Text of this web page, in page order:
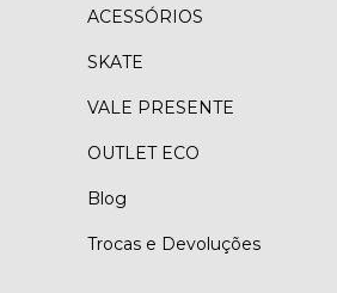
ACESSÓRIOS
SKATE
VALE PRESENTE
OUTLET ECO
Blog
Trocas e Devoluções